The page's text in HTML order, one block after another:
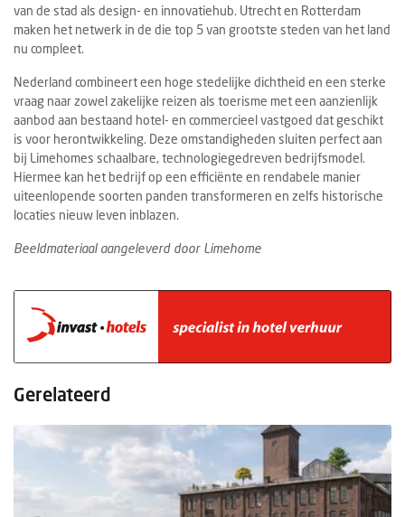
van de stad als design- en innovatiehub. Utrecht en Rotterdam
maken het netwerk in de die top 5 van grootste steden van het land
nu compleet.
Nederland combineert een hoge stedelijke dichtheid en een sterke
vraag naar zowel zakelijke reizen als toerisme met een aanzienlijk
aanbod aan bestaand hotel- en commercieel vastgoed dat geschikt
is voor herontwikkeling. Deze omstandigheden sluiten perfect aan
bij Limehomes schaalbare, technologiegedreven bedrijfsmodel.
Hiermee kan het bedrijf op een efficiënte en rendabele manier
uiteenlopende soorten panden transformeren en zelfs historische
locaties nieuw leven inblazen.
Beeldmateriaal aangeleverd door Limehome
Gerelateerd